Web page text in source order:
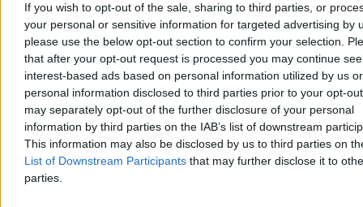
If you wish to opt-out of the sale, sharing to third parties, or
your personal or sensitive information for targeted advertising by
please use the below opt-out section to confirm your selection.
that after your opt-out request is processed you may continue
interest-based ads based on personal information utilized by us or
personal information disclosed to third parties prior to your opt-
may separately opt-out of the further disclosure of your personal
information by third parties on the IAB’s list of downstream
This information may also be disclosed by us to third parties on
List of Downstream Participants that may further disclose it to
parties.
pojawiły się dwa tańsze modele, po których odbyła się premiera
modelu iPhone X dla segmentu premium. Zmiana kolejności, jak
twierdzili później prawnicy Apple’a, utrudniła firmie opracowanie
prognoz sprzedaży.
Była to tylko częściowa prawda. Analizując te same dane, które
miał dział sprzedaży, zespół ds. operacji na swoim cotygodniowym
spotkaniu omawiał znaczne ograniczenie produkcji modelu iPhone
XR. Już następnego dnia plany produkcji XR zostały
ograniczone
„bardziej, niż to omawiano”, a konkretnie o 11 mln
telefonów w ciągu kwartału świątecznego, a łącznie o 17 mln w tym